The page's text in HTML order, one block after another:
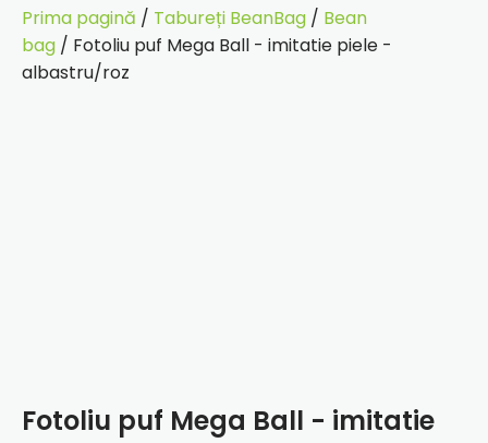
Prima pagină / Tabureți BeanBag / Bean
bag / Fotoliu puf Mega Ball - imitatie piele -
albastru/roz
Fotoliu puf Mega Ball - imitatie